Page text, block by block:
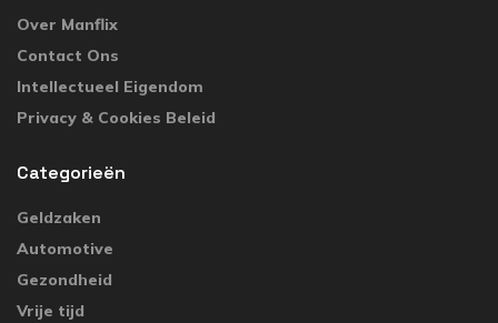
Over Manflix
Contact Ons
Intellectueel Eigendom
Privacy & Cookies Beleid
Categorieën
Geldzaken
Automotive
Gezondheid
Vrije tijd